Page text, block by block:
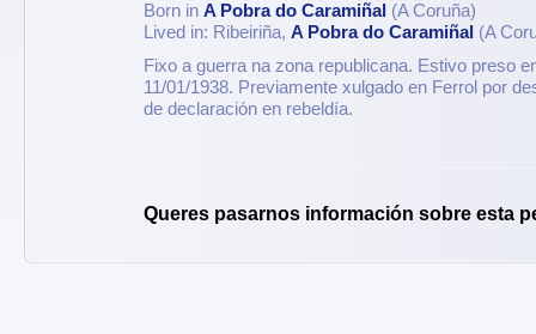
Born in A Pobra do Caramiñal (A Coruña)
Lived in: Ribeiriña, A Pobra do Caramiñal (A
Fixo a guerra na zona republicana. Estivo preso
11/01/1938. Previamente xulgado en Ferrol por
de declaración en rebeldía.
Queres pasarnos información sobre esta